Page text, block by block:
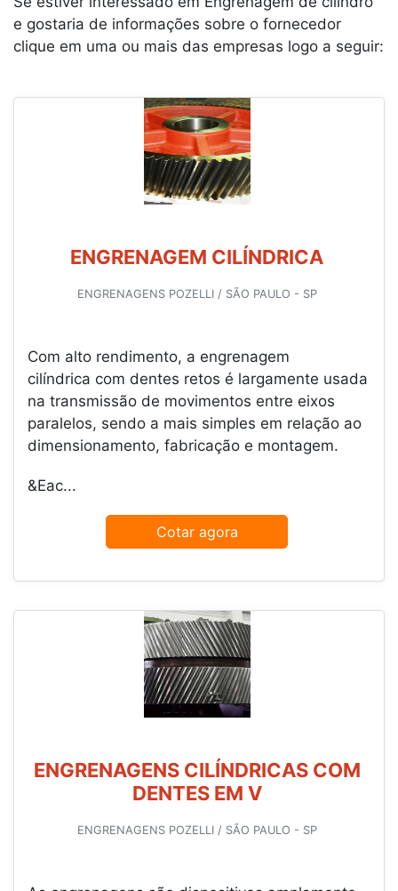
e gostaria de informações sobre o fornecedor
clique em uma ou mais das empresas logo a seguir:
ENGRENAGEM CILÍNDRICA
ENGRENAGENS POZELLI / SÃO PAULO - SP
Com alto rendimento, a engrenagem
cilíndrica com dentes retos é largamente usada
na transmissão de movimentos entre eixos
paralelos, sendo a mais simples em relação ao
dimensionamento, fabricação e montagem.
&Eac...
Cotar agora
ENGRENAGENS CILÍNDRICAS COM
DENTES EM V
ENGRENAGENS POZELLI / SÃO PAULO - SP